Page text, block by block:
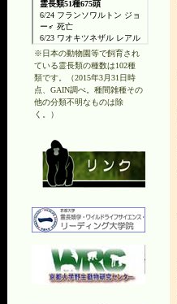
※日本の動物園等で飼育され
ている霊長類の種数は102種
類です。（2015年3月31日時
点、GAIN調べ。種間雑種その
他の分類不明なものは除
く。）